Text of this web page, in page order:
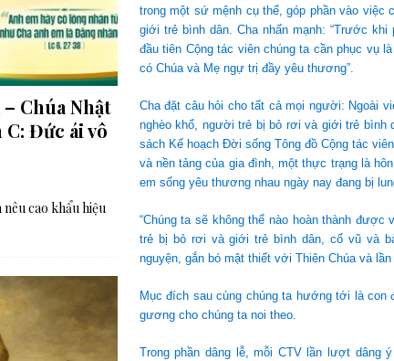
trong một sứ mệnh cụ thể, góp phần vào
giới trẻ bình dân. Cha nhấn mạnh: “Trước
đầu tiên Cộng tác viên chúng ta cần phục vụ
có Chúa và Mẹ ngự trị đầy yêu thương”.
Cha đặt câu hỏi cho tất cả mọi người: Ngoài
nghèo khổ, người trẻ bị bỏ rơi và giới trẻ
sách Kế hoạch Đời sống Tông đồ Cộng tác
và nền tảng của gia đình, một thực trạng là
em sống yêu thương nhau ngày nay đang bị
“Chúng ta sẽ không thể nào hoàn thành
trẻ bị bỏ rơi và giới trẻ bình dân, cổ vũ và
nguyện, gắn bó mật thiết với Thiên Chúa và
Mục đích sau cùng chúng ta hướng tới là con
gương cho chúng ta noi theo.
Trong phần dâng lễ, mỗi CTV lần lượt dâng
Chúa Nhật
Đức ái vô
cao khẩu hiệu